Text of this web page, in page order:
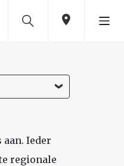
Ieder
regionale